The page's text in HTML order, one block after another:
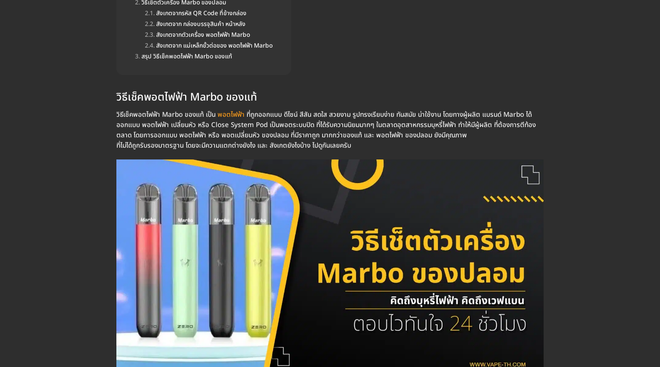
วิธีเช็ตตัวเครื่อง Marbo ของปลอม
สังเกตจากรหัส QR Code ที่ข้างกล่อง
สังเกตจาก กล่องบรรจุสินค้า หน้าหลัง
สังเกตจากตัวเครื่อง พอตไฟฟ้า Marbo
สังเกตจาก แม่เหล็กขั้วต่อของ พอตไฟฟ้า Marbo
สรุป วิธีเช็คพอตไฟฟ้า Marbo ของแท้
วิธีเช็คพอตไฟฟ้า Marbo ของแท้
วิธีเช็คพอตไฟฟ้า Marbo ของแท้ เป็น พอตไฟฟ้า ที่ถูกออกแบบ ดีไซน์ สีสัน สดใส สวยงาม รูปทรงเรียบง่าย ทันสมัย น่าใช้งาน โดยทางผู้ผลิต แบรนด์ Marbo ได้
ออกแบบ พอตไฟฟ้า เปลี่ยนหัว หรือ Close System Pod เป็นพอตระบบปิด ที่ได้รับความนิยมมากๆ ในตลาดอุตสาหกรรมบุหรี่ไฟฟ้า ทำให้มีผู้ผลิต ที่ต้องการตีท้อง
ตลาด โดยการออกแบบ พอตไฟฟ้า หรือ พอตเปลี่ยนหัว ของปลอม ที่มีราคาถูก มากกว่าของแท้ และ พอตไฟฟ้า ของปลอม ยังมีคุณภาพ
ที่ไม่ได้ถูกรับรองมาตรฐาน โดยจะมีความแตกต่างยังไง และ สังเกตยังไงบ้าง ไปดูกันเลยครับ